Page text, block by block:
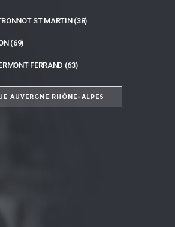
ST MARTIN (38)
(69)
FERRAND (63)
AUVERGNE RHÔNE-ALPES